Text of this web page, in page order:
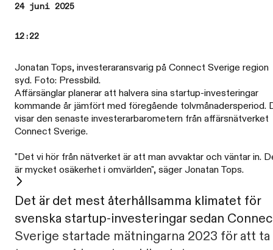
24 juni 2025
12:22
Jonatan Tops, investeraransvarig på Connect Sverige region
syd. Foto: Pressbild.
Affärsänglar planerar att halvera sina startup-investeringar
kommande år jämfört med föregående tolvmånadersperiod.
visar den senaste investerarbarometern från affärsnätverket
Connect Sverige.
"Det vi hör från nätverket är att man avvaktar och väntar in.
är mycket osäkerhet i omvärlden", säger Jonatan Tops.
Det är det mest återhållsamma klimatet för
svenska startup-investeringar sedan
Sverige startade mätningarna 2023 för att ta